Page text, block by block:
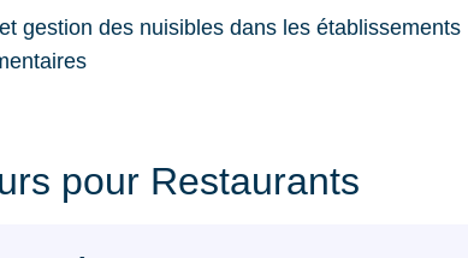
pour Restaurants